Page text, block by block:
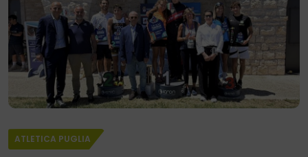
ATLETICA PUGLIA